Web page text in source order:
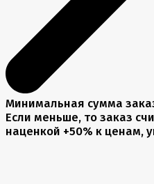
Минимальная сумма
Если меньше, то заказ
наценкой +50% к ценам,